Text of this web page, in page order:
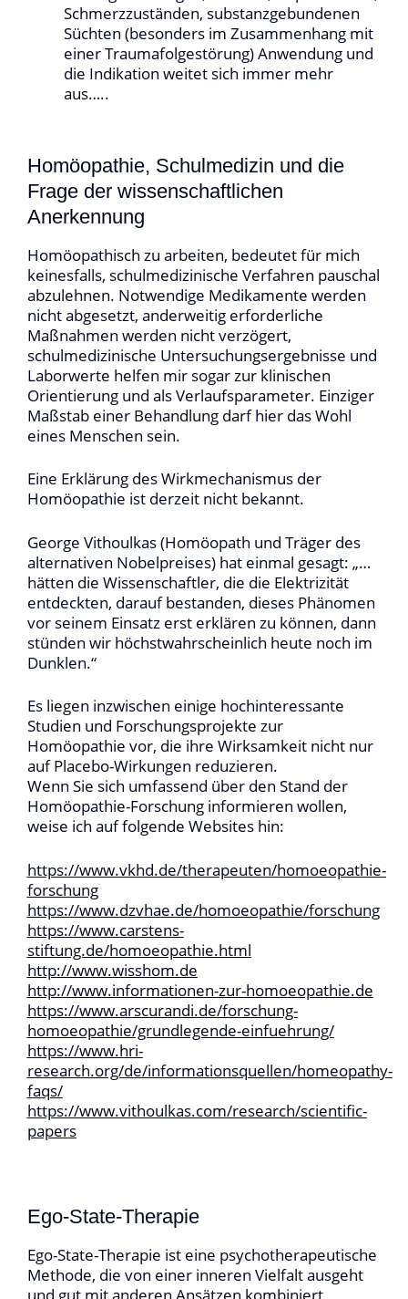
Schmerzzuständen, substanzgebundenen
Süchten (besonders im Zusammenhang mit
einer Traumafolgestörung) Anwendung und
die Indikation weitet sich immer mehr
aus…..
Homöopathie, Schulmedizin und die
Frage der wissenschaftlichen
Anerkennung
Homöopathisch zu arbeiten, bedeutet für mich
keinesfalls, schulmedizinische Verfahren pauschal
abzulehnen. Notwendige Medikamente werden
nicht abgesetzt, anderweitig erforderliche
Maßnahmen werden nicht verzögert,
schulmedizinische Untersuchungsergebnisse und
Laborwerte helfen mir sogar zur klinischen
Orientierung und als Verlaufsparameter. Einziger
Maßstab einer Behandlung darf hier das Wohl
eines Menschen sein.
Eine Erklärung des Wirkmechanismus der
Homöopathie ist derzeit nicht bekannt.
George Vithoulkas (Homöopath und Träger des
alternativen Nobelpreises) hat einmal gesagt: „…
hätten die Wissenschaftler, die die Elektrizität
entdeckten, darauf bestanden, dieses Phänomen
vor seinem Einsatz erst erklären zu können, dann
stünden wir höchstwahrscheinlich heute noch im
Dunklen.“
Es liegen inzwischen einige hochinteressante
Studien und Forschungsprojekte zur
Homöopathie vor, die ihre Wirksamkeit nicht nur
auf Placebo-Wirkungen reduzieren.
Wenn Sie sich umfassend über den Stand der
Homöopathie-Forschung informieren wollen,
weise ich auf folgende Websites hin:
https://www.vkhd.de/therapeuten/homoeopathie-
forschung
https://www.dzvhae.de/homoeopathie/forschung
https://www.carstens-
stiftung.de/homoeopathie.html
http://www.wisshom.de
http://www.informationen-zur-homoeopathie.de
https://www.arscurandi.de/forschung-
homoeopathie/grundlegende-einfuehrung/
https://www.hri-
research.org/de/informationsquellen/homeopathy-
faqs/
https://www.vithoulkas.com/research/scientific-
papers
Ego-State-Therapie
Ego-State-Therapie ist eine psychotherapeutische
Methode, die von einer inneren Vielfalt ausgeht
und gut mit anderen Ansätzen kombiniert